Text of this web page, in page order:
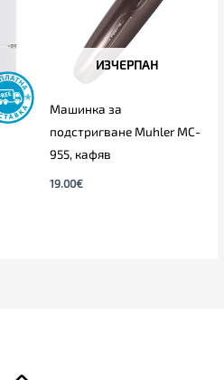
ИЗЧЕРПАН
Машинка за
подстригване Muhler MC-
955, кафяв
19.00€